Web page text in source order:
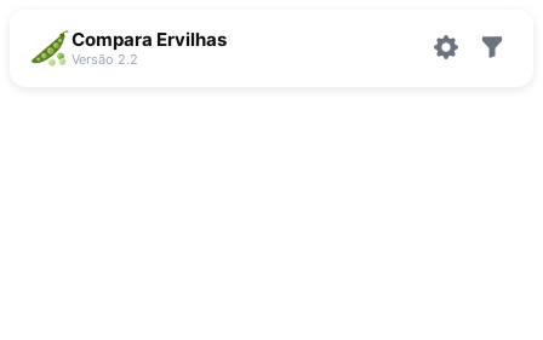
Compara Ervilhas
Versão 2.2